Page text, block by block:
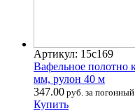
Артикул: 15с169
Вафельное полотно
мм, рулон 40 м
347.00 руб. за
Купить